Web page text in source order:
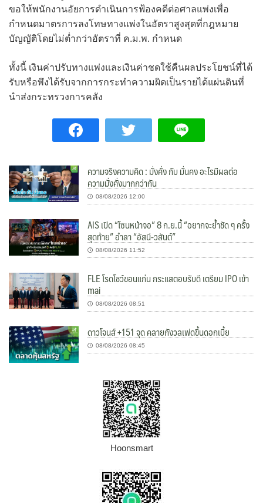
ขอให้พนักงานอัยการดำเนินการฟ้องคดีต่อศาลแพ่งเพื่อ
กำหนดมาตรการลงโทษทางแพ่งในอัตราสูงสุดที่กฎหมาย
บัญญัติโดยไม่ต่ำกว่าอัตราที่ ค.ม.พ. กำหนด
ทั้งนี้ เงินค่าปรับทางแพ่งและเงินค่าชดใช้คืนผลประโยชน์ที่ได้
รับหรือพึงได้รับจากการกระทำความผิดเป็นรายได้แผ่นดินที่
นำส่งกระทรวงการคลัง
ความจริงความคิด : มั่งคั่ง กับ มั่นคง อะไรมีผลต่อ
ความมั่งคั่งมากกว่ากัน
08/08/2026 12:00
AIS เปิด “โซนหน้าจอ” 8 ก.ย.นี้ “อยากจะย้ำชัด ๆ ครั้ง
สุดท้าย” อำลา “อัสนี-วสันต์”
08/08/2026 11:52
FLE โรดโชว์ขอนแก่น กระแสตอบรับดี เตรียม IPO เข้า
mai
08/08/2026 08:51
ดาวโจนส์ +151 จุด คลายกังวลเฟดขึ้นดอกเบี้ย
08/08/2026 08:45
Hoonsmart